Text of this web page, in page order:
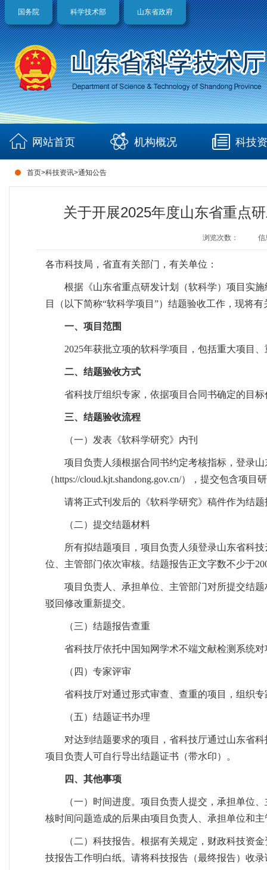
国务院 科学技术部 山东省政府
网站首页 机构概况 科技
首页>科技资讯>通知公告
关于开展2025年度山东省重点
浏览次数： 信
各市科技局，省直有关部门，有关单位：
根据《山东省重点研发计划（软科学）项目实
目（以下简称“软科学项目”）结题验收工作，现将
一、项目范围
2025年获批立项的软科学项目，包括重大项目
二、结题验收方式
省科技厅组织专家，依据项目合同书确定的目
三、结题验收流程
（一）发表《软科学研究》内刊
项目负责人须根据合同书约定考核指标，登录
（https://cloud.kjt.shandong.gov.cn/），提交包含项
请将正式刊发后的《软科学研究》稿件作为结
（二）提交结题材料
所有拟结题项目，项目负责人须登录山东省科
位、主管部门依次审核。结题报告正文字数不少于
项目负责人、承担单位、主管部门对所提交结
驳回修改重新提交。
（三）结题报告查重
省科技厅依托中国知网学术不端文献检测系统
（四）专家评审
省科技厅对通过形式审查、查重的项目，组织
（五）结题证书办理
对达到结题要求的项目，省科技厅通过山东省
项目负责人可自行导出结题证书（带水印）。
四、其他事项
（一）时间进度。项目负责人提交，承担单位
核时间问题造成的后果由项目负责人、承担单位和
（二）科技报告。根据有关规定，财政科技
技报告工作明白纸。请将科技报告（最终报告）收